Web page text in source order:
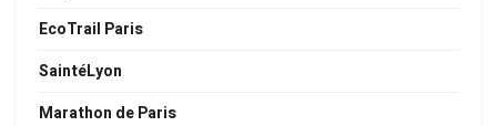
EcoTrail Paris
SaintéLyon
Marathon de Paris